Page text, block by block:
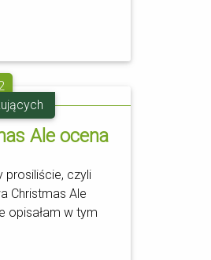
Ale ocena
prosiliście, czyli
Christmas Ale
opisałam w tym